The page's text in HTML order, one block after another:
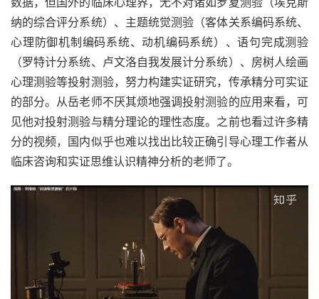
纳的综合评分系统）、主题统觉测验（客体关系编码系统、
心理防御机制编码系统、动机编码系统）、语句完成测验
（罗特计分系统、卢文洛自我发展计分系统）、房树人绘画
心理测验等投射测验，努力构建实证研究，传承精分可实证
的部分。从岳老师不厌其烦地强调投射测验的应用来看，可
见他对投射测验与精分理论的理性态度。之前也看过许多精
分的视频，国内似乎也难以找出比较正确引导心理工作者从
临床咨询和实证思维认识精神分析的老师了。